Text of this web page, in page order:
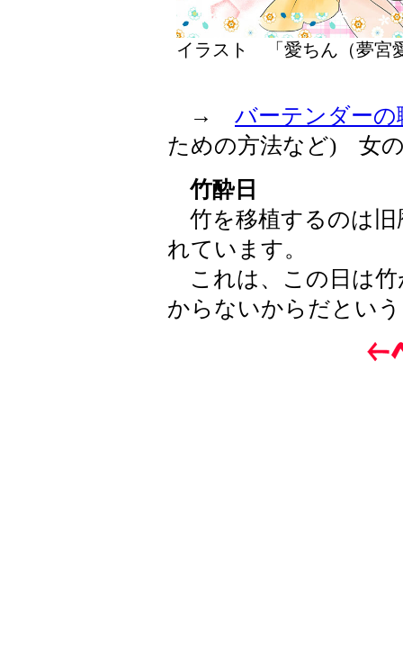
イラスト 「愛ちん（夢
→ バーテンダーの
ための方法など) 女
竹酔日
竹を移植するのは旧
れています。
これは、この日は竹
からないからだとい